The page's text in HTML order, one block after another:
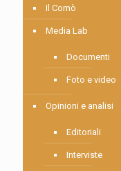
Il Comò
Media Lab
Documenti
Foto e video
Opinioni e analisi
Editoriali
Interviste